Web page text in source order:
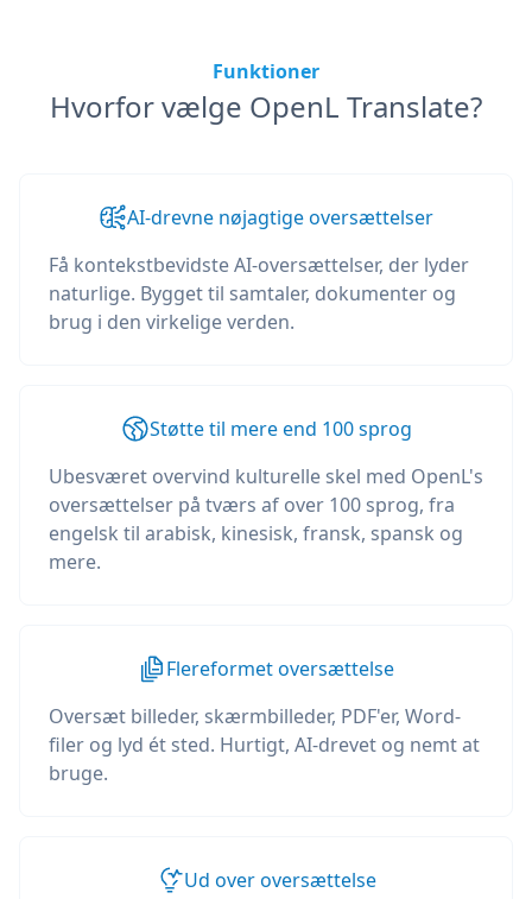
Funktioner
Hvorfor vælge OpenL Translate?
AI-drevne nøjagtige oversættelser
Få kontekstbevidste AI-oversættelser, der lyder
naturlige. Bygget til samtaler, dokumenter og
brug i den virkelige verden.
Støtte til mere end 100 sprog
Ubesværet overvind kulturelle skel med OpenL's
oversættelser på tværs af over 100 sprog, fra
engelsk til arabisk, kinesisk, fransk, spansk og
mere.
Flereformet oversættelse
Oversæt billeder, skærmbilleder, PDF'er, Word-
filer og lyd ét sted. Hurtigt, AI-drevet og nemt at
bruge.
Ud over oversættelse